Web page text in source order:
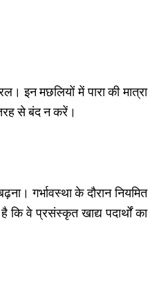
इन मछलियों में पारा की मात्रा
से बंद न करें।
गर्भावस्था के दौरान नियमित
वे प्रसंस्कृत खाद्य पदार्थों का